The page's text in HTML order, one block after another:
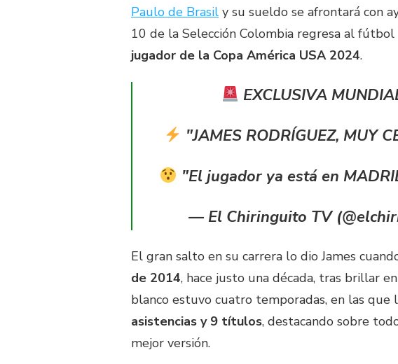
Paulo de Brasil y su sueldo se afrontará con
10 de la Selección Colombia regresa al
jugador de la Copa América USA 2024.
EXCLUSIVA
"JAMES RODRÍGUEZ, MUY
"El jugador ya está en
— El Chiringuito TV
El gran salto en su carrera lo dio James
de 2014, hace justo una década, tras brillar
blanco estuvo cuatro temporadas, en las que
asistencias y 9 títulos, destacando sobre
mejor versión.